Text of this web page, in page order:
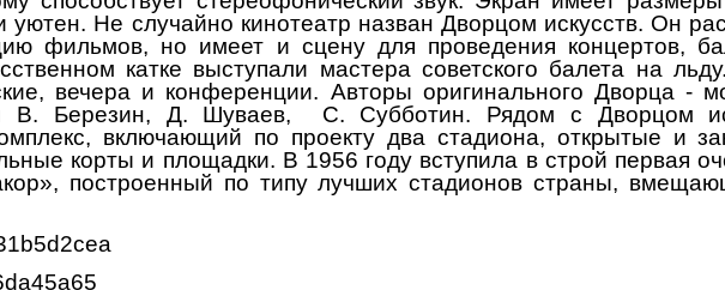
уютен. Не случайно кинотеатр назван Дворцом искусств. Он
фильмов, но имеет и сцену для проведения концертов,
катке выступали мастера советского балета на
вечера и конференции. Авторы оригинального Дворца -
В. Березин, Д. Шуваев, С. Субботин. Рядом с Дворцом
включающий по проекту два стадиона, открытые и
корты и площадки. В 1956 году вступила в строй первая
построенный по типу лучших стадионов страны,